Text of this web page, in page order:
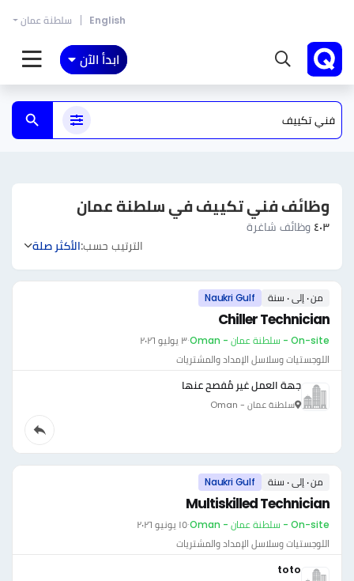
English سلطنة عمان
ابدأ الآن
وظائف فني تكييف في سلطنة عمان
٤٠٣ وظائف شاغرة
الترتيب حسب:الأكثر صلة
من ٠ إلى ٠ سنة Naukri Gulf
Chiller Technician
On-site - سلطنة عمان - Oman ·٣ يوليو ٢٠٢٦
اللوجستيات وسلاسل الإمداد والمشتريات
جهة العمل غير مُفصح عنها
سلطنة عمان - Oman
من ٠ إلى ٠ سنة Naukri Gulf
Multiskilled Technician
On-site - سلطنة عمان - Oman ·١٥ يونيو ٢٠٢٦
اللوجستيات وسلاسل الإمداد والمشتريات
toto